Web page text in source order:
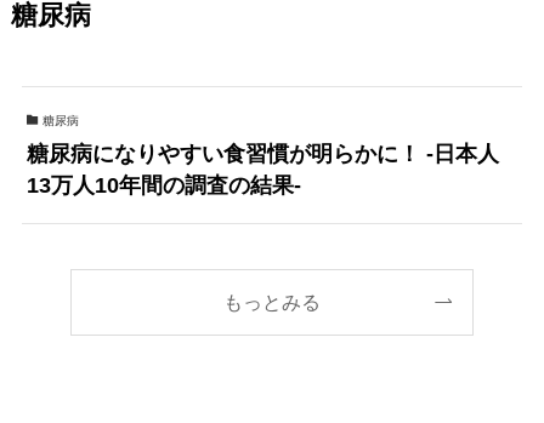
糖尿病
糖尿病
糖尿病になりやすい食習慣が明らかに！ -日本人
13万人10年間の調査の結果-
もっとみる